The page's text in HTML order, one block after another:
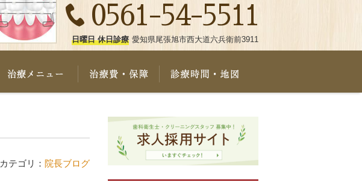
0561-54-5511
日曜日 休日診療 愛知県尾張旭市西大道六兵衛前3911
院長紹介 治療メニュー 治療費・保証
カテゴリ： 院長ブログ